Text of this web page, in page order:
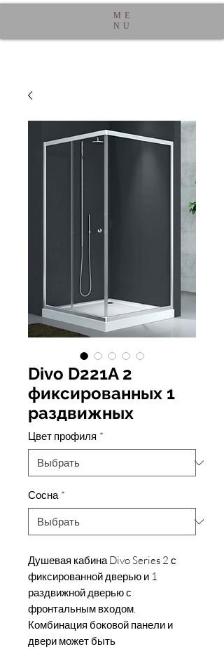
ME
NU
Divo D221A 2
фиксированных 1
раздвижных
Цвет профиля *
Сосна *
Душевая кабина Divo Series 2 с
фиксированной дверью и 1
раздвижной дверью с
фронтальным входом.
Комбинация боковой панели и
двери может быть